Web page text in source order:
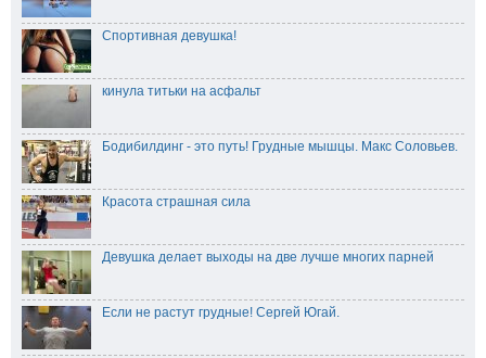
Спортивная девушка!
кинула титьки на асфальт
Бодибилдинг - это путь! Грудные мышцы. Макс Соловьев.
Красота страшная сила
Девушка делает выходы на две лучше многих парней
Если не растут грудные! Сергей Югай.